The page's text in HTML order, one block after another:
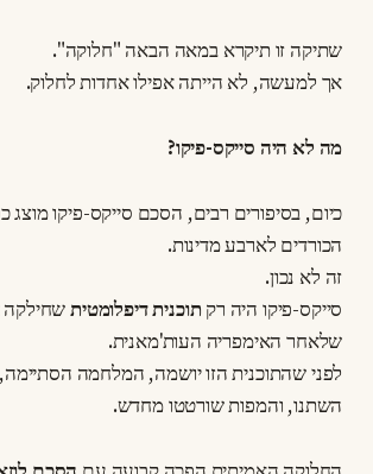
שתיקה זו תיקרא במאה הבאה "חלוקה".
אך למעשה, לא הייתה אפילו אחדות לחלוק.
מה לא היה סייקס-פיקו?
כיום, בסיפורים רבים, הסכם סייקס-פיקו מוצג
הכורדים לארבע מדינות.
זה לא נכון.
סייקס-פיקו היה רק תוכנית דיפלומטיתשחילקה
שלאחר האימפריה העות'מאנית.
לפני שהתוכנית הזו יושמה, המלחמה
השתנו, והמפות שורטטו מחדש.